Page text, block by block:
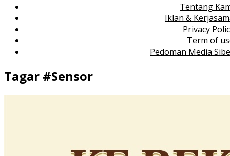
Tentang
Iklan &
Privacy
Term of
Pedoman Media
Tagar #Sensor